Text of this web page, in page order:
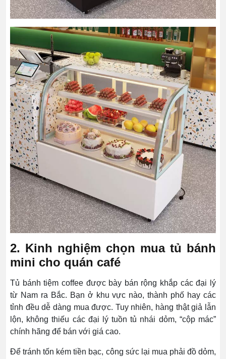
2. Kinh nghiệm chọn mua tủ bánh
mini cho quán café
Tủ bánh tiệm coffee được bày bán rộng khắp các đại lý
từ Nam ra Bắc. Bạn ở khu vực nào, thành phố hay các
tỉnh đều dễ dàng mua được. Tuy nhiên, hàng thật giả lẫn
lộn, không thiếu các đại lý tuồn tủ nhái dỏm, “cộp mác”
chính hãng để bán với giá cao.
Để tránh tốn kém tiền bạc, công sức lại mua phải đồ dỏm,